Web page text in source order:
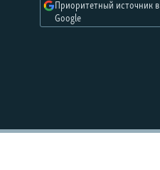
СИБИРЬ.РЕАЛИИ
Приоритетный источник в
Google